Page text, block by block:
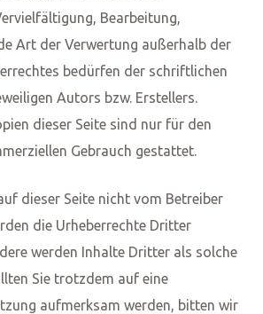
Bearbeitung,
Art der Verwertung außerhalb der
bedürfen der schriftlichen
Autors bzw. Erstellers.
dieser Seite sind nur für den
Gebrauch gestattet.
dieser Seite nicht vom Betreiber
die Urheberrechte Dritter
werden Inhalte Dritter als solche
Sie trotzdem auf eine
aufmerksam werden, bitten wir